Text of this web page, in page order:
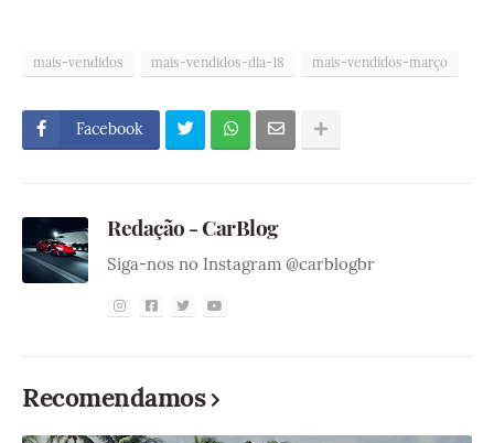
mais-vendidos mais-vendidos-dia-18 mais-vendidos-março
Facebook
Redação - CarBlog
Siga-nos no Instagram @carblogbr
Recomendamos